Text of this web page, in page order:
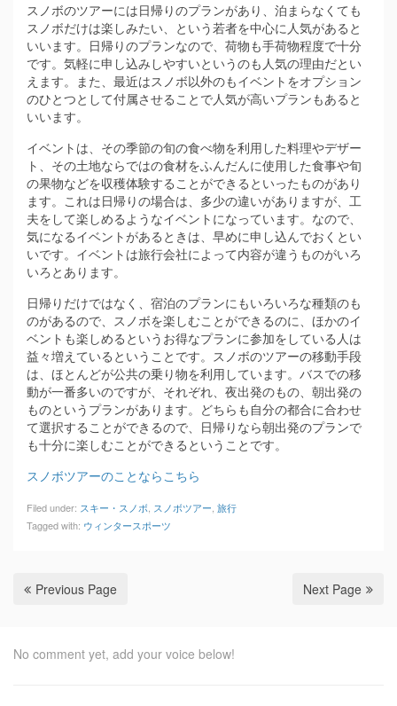
スノボのツアーには日帰りのプランがあり、泊まらなくても
スノボだけは楽しみたい、という若者を中心に人気があると
いいます。 日帰りのプランなので、荷物も手荷物程度で十分
です。気軽に申し込みしやすいというのも人気の理由だとい
えます。また、最近はスノボ以外のもイベントをオプション
のひとつとして付属させることで人気が高いプランもあると
いいます。
イベントは、その季節の旬の食べ物を利用した料理やデザー
ト、その土地ならではの食材をふんだんに使用した食事や旬
の果物などを収穫体験することができるといったものがあり
ます。これは日帰りの場合は、多少の違いがありますが、工
夫をして楽しめるようなイベントになっています。なので、
気になるイベントがあるときは、早めに申し込んでおくとい
いです。イベントは旅行会社によって内容が違うものがいろ
いろとあります。
日帰りだけではなく、宿泊のプランにもいろいろな種類のも
のがあるので、スノボを楽しむことができるのに、ほかのイ
ベントも楽しめるというお得なプランに参加をしている人は
益々増えているということです。スノボのツアーの移動手段
は、ほとんどが公共の乗り物を利用しています。バスでの移
動が一番多いのですが、それぞれ、夜出発のもの、朝出発の
ものというプランがあります。どちらも自分の都合に合わせ
て選択することができるので、日帰りなら朝出発のプランで
も十分に楽しむことができるということです。
スノボツアーのことならこちら
Filed under: スキー・スノボ スノボツアー 旅行
Tagged with: ウィンタースポーツ
Previous Page Next Page
No comment yet, add your voice below!